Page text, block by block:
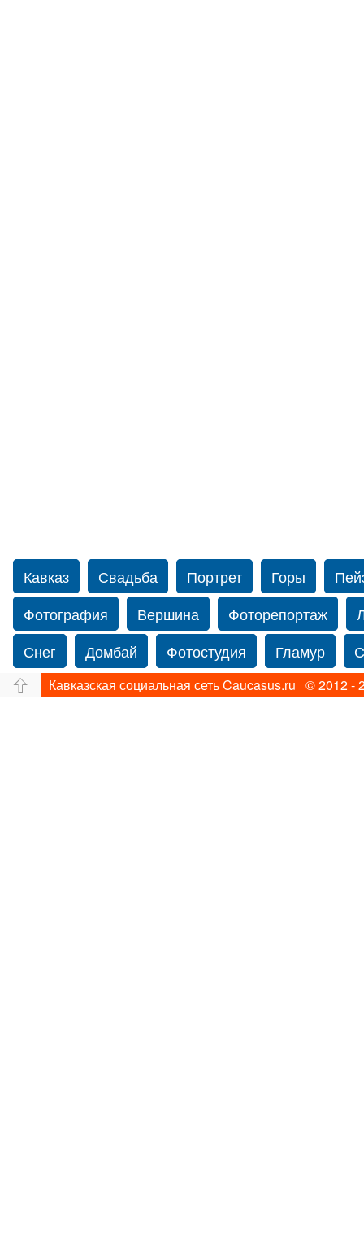
Кавказ Свадьба Портрет Горы
Фотография
Вершина Фоторепортаж
Снег
Домбай Фотостудия Гламур
Путешествие
Перевал Свадьба фото
Кавказская социальная сеть Caucasus.ru © 2012 -